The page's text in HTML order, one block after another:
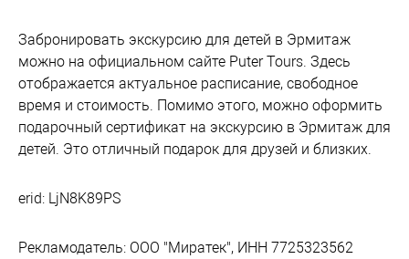
Забронировать экскурсию для детей в Эрмитаж
можно на официальном сайте Puter Tours. Здесь
отображается актуальное расписание, свободное
время и стоимость. Помимо этого, можно оформить
подарочный сертификат на экскурсию в Эрмитаж для
детей. Это отличный подарок для друзей и близких.
erid: LjN8K89PS
Рекламодатель: ООО "Миратек", ИНН 7725323562